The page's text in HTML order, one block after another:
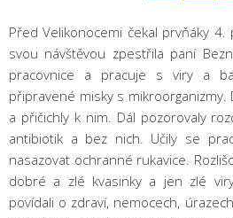
Před Velikonocemi čekal prvňáky
svou návštěvou zpestřila paní
pracovnice a pracuje s viry a
připravené misky s mikroorganizmy.
a přičichly k nim. Dál pozorovaly
antibiotik a bez nich. Učily se
nasazovat ochranné rukavice.
dobré a zlé kvasinky a jen zlé
povídali o zdraví, nemocech,